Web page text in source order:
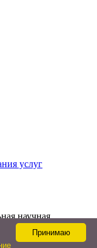
услуг
научная
Принимаю